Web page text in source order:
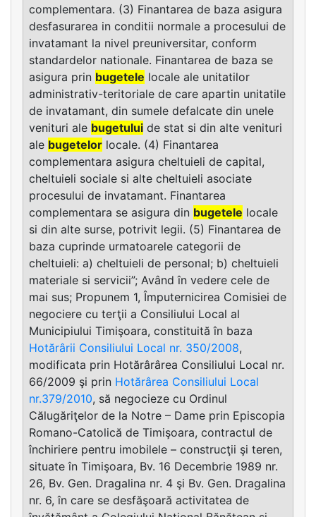
complementara. (3) Finantarea de baza asigura
desfasurarea in conditii normale a procesului de
invatamant la nivel preuniversitar, conform
standardelor nationale. Finantarea de baza se
asigura prin bugetele locale ale unitatilor
administrativ-teritoriale de care apartin unitatile
de invatamant, din sumele defalcate din unele
venituri ale bugetului de stat si din alte venituri
ale bugetelor locale. (4) Finantarea
complementara asigura cheltuieli de capital,
cheltuieli sociale si alte cheltuieli asociate
procesului de invatamant. Finantarea
complementara se asigura din bugetele locale
si din alte surse, potrivit legii. (5) Finantarea de
baza cuprinde urmatoarele categorii de
cheltuieli: a) cheltuieli de personal; b) cheltuieli
materiale si servicii”; Având în vedere cele de
mai sus; Propunem 1, Împuternicirea Comisiei de
negociere cu terţii a Consiliului Local al
Municipiului Timişoara, constituită în baza
Hotărârii Consiliului Local nr. 350/2008,
modificata prin Hotărârârea Consiliului Local nr.
66/2009 şi prin Hotărârea Consiliului Local
nr.379/2010, să negocieze cu Ordinul
Călugăriţelor de la Notre – Dame prin Episcopia
Romano-Catolică de Timişoara, contractul de
închiriere pentru imobilele – construcţii şi teren,
situate în Timişoara, Bv. 16 Decembrie 1989 nr.
26, Bv. Gen. Dragalina nr. 4 şi Bv. Gen. Dragalina
nr. 6, în care se desfăşoară activitatea de